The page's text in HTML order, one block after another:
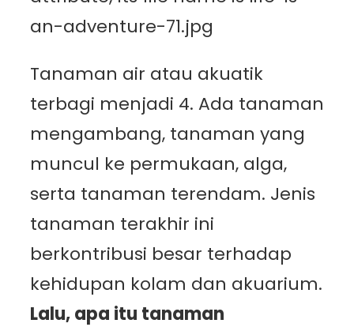
Tanaman air atau akuatik
terbagi menjadi 4. Ada tanaman
mengambang, tanaman yang
muncul ke permukaan, alga,
serta tanaman terendam. Jenis
tanaman terakhir ini
berkontribusi besar terhadap
kehidupan kolam dan akuarium.
Lalu, apa itu tanaman